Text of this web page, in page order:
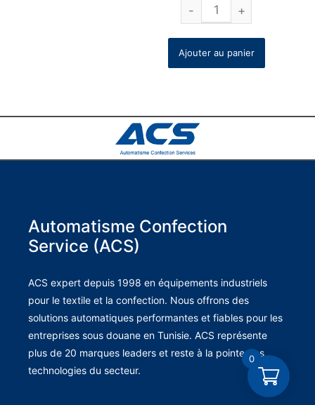
Ajouter au panier
Automatisme Confection
Service (ACS)
ACS expert depuis 1998 en équipements industriels
pour le textile et la confection. Nous offrons des
solutions automatiques performantes et fiables pour les
entreprises sous douane en Tunisie. ACS représente
plus de 20 marques leaders et reste à la pointe des
technologies du secteur.
0